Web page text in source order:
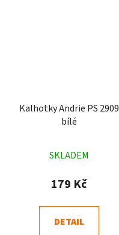
Kalhotky Andrie PS 2909
bílé
hodnocení
produktu
5,0
z
SKLADEM
179 Kč
DETAIL